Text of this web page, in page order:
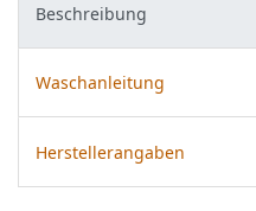
Beschreibung
Waschanleitung
Herstellerangaben